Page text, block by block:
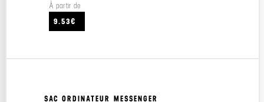
À partir de
9.53€
SAC ORDINATEUR MESSENGER